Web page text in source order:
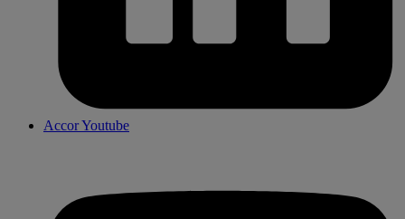
Accor Youtube